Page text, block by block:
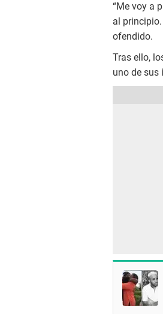
“Me voy a
al
ofendido.
Tras ello,
uno de sus